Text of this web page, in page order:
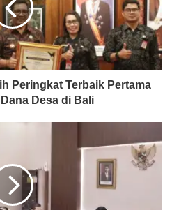
Peringkat Terbaik Pertama
Desa di Bali